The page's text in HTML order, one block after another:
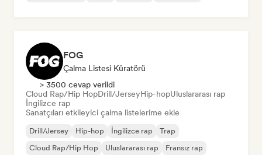
FOG
Çalma Listesi Küratörü
> 3500 cevap verildi
Cloud Rap/Hip HopDrill/JerseyHip-hopUluslararası rap
İngilizce rap
Sanatçıları etkileyici çalma listelerime ekle
Drill/Jersey Hip-hop İngilizce rap
Trap
Cloud Rap/Hip Hop
Uluslararası rap Fransız rap